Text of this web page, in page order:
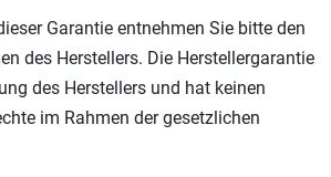
Garantie entnehmen Sie bitte den
des Herstellers. Die Herstellergarantie
des Herstellers und hat keinen
im Rahmen der gesetzlichen